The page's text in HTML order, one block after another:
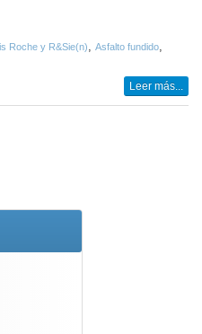
Roche y R&Sie(n), Asfalto fundido,
Leer más...